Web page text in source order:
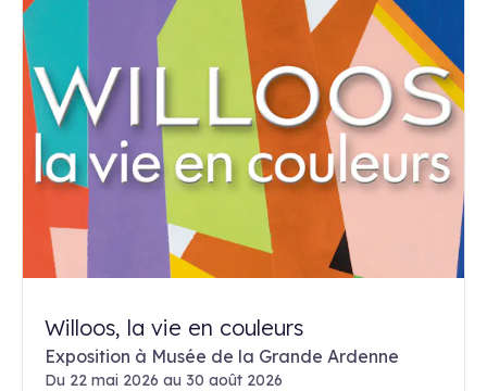
Willoos, la vie en couleurs
Exposition à Musée de la Grande Ardenne
Du 22 mai 2026 au 30 août 2026